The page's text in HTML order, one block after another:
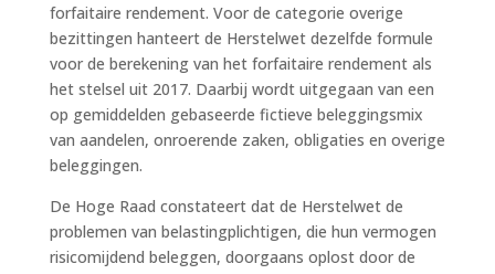
forfaitaire rendement. Voor de categorie overige
bezittingen hanteert de Herstelwet dezelfde formule
voor de berekening van het forfaitaire rendement als
het stelsel uit 2017. Daarbij wordt uitgegaan van een
op gemiddelden gebaseerde fictieve beleggingsmix
van aandelen, onroerende zaken, obligaties en overige
beleggingen.
De Hoge Raad constateert dat de Herstelwet de
problemen van belastingplichtigen, die hun vermogen
risicomijdend beleggen, doorgaans oplost door de